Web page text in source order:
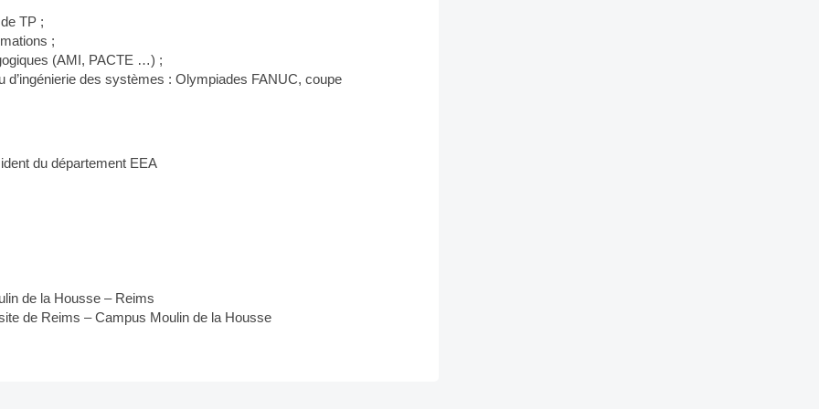
TP ;
;
(AMI, PACTE …) ;
des systèmes : Olympiades FANUC, coupe
du département EEA
de la Housse – Reims
de Reims – Campus Moulin de la Housse